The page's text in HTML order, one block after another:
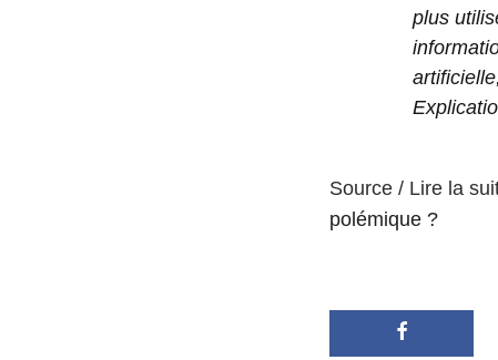
plus
Source / Lire la
polémique ?